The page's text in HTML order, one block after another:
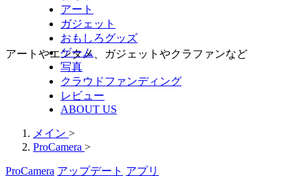
アートやエンタメ、ガジェットやクラファンなど
アート
ガジェット
おもしろグッズ
ゲーム
写真
クラウドファンディング
レビュー
ABOUT US
メイン >
ProCamera >
ProCamera アップデート アプリ